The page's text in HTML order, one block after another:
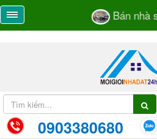
Bán nhà số
0903380680